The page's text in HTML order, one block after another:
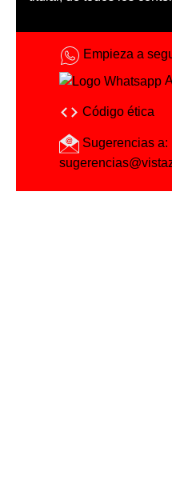
Empieza a
Código ética
Sugerencias a: